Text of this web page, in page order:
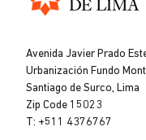
de
Lima
Avenida Javier Prado
Urbanización Fundo
Santiago de Surco, Lima
Zip Code 15023
T: +511 4376767